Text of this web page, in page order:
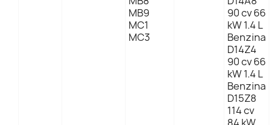
MB9
MC1
MC3
90 cv 66
kW 1.4 L
Benzina
D14Z4
90 cv 66
kW 1.4 L
Benzina
D15Z8
114 cv